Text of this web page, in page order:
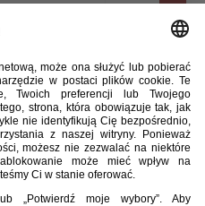
MECZE Z NIEMCAMI I